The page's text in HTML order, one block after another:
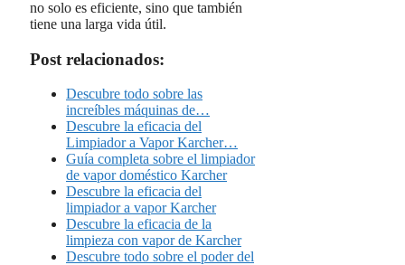
no solo es eficiente, sino que también
tiene una larga vida útil.
Post relacionados:
Descubre todo sobre las
increíbles máquinas de…
Descubre la eficacia del
Limpiador a Vapor Karcher…
Guía completa sobre el limpiador
de vapor doméstico Karcher
Descubre la eficacia del
limpiador a vapor Karcher
Descubre la eficacia de la
limpieza con vapor de Karcher
Descubre todo sobre el poder del